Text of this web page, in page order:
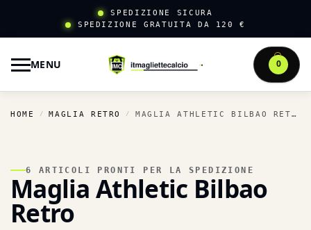
SPEDIZIONE SICURA
SPEDIZIONE GRATUITA DA 120 €
MENU 0
HOME / MAGLIA RETRO / MAGLIA ATHLETIC BILBAO RETRO
6 ARTICOLI PRONTI PER LA SPEDIZIONE
Maglia Athletic Bilbao
Retro